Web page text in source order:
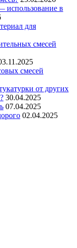
использование в
для
смесей
смесей
от других
30.04.2025
07.04.2025
02.04.2025